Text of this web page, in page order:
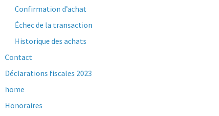
Confirmation d’achat
Échec de la transaction
Historique des achats
Contact
Déclarations fiscales 2023
home
Honoraires